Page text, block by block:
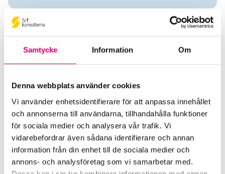
Samtycke Information Om
Denna webbplats använder cookies
Vi använder enhetsidentifierare för att anpassa innehållet
och annonserna till användarna, tillhandahålla funktioner
för sociala medier och analysera vår trafik. Vi
vidarebefordrar även sådana identifierare och annan
information från din enhet till de sociala medier och
annons- och analysföretag som vi samarbetar med.
Johanna Johansson
Auktoriserad Redovisningskonsult
Srf
Certifierad Affärsrådgivare
Ludvig & Co AB
Grästorp